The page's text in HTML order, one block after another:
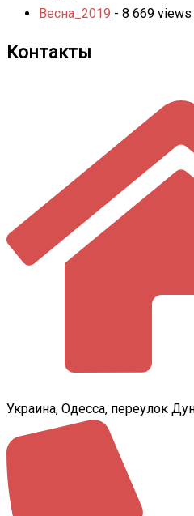
Весна_2019 - 8 669 views
Контакты
Украина, Одесса, переулок